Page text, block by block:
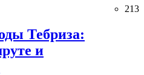
213
Тебриза:
и